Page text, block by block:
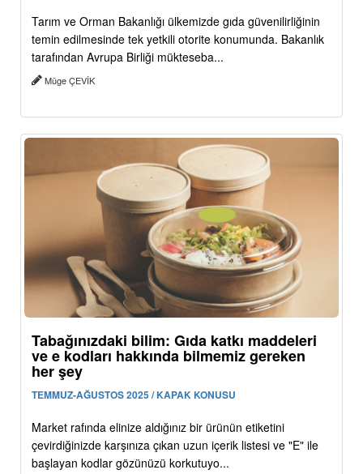
Tarım ve Orman Bakanlığı ülkemizde gıda güvenilirliğinin
temin edilmesinde tek yetkili otorite konumunda. Bakanlık
tarafından Avrupa Birliği mükteseba...
Müge ÇEVİK
Tabağınızdaki bilim: Gıda katkı maddeleri
ve e kodları hakkında bilmemiz gereken
her şey
TEMMUZ-AĞUSTOS 2025 / KAPAK KONUSU
Market rafında elinize aldığınız bir ürünün etiketini
çevirdiğinizde karşınıza çıkan uzun içerik listesi ve "E" ile
başlayan kodlar gözünüzü korkutuyo...